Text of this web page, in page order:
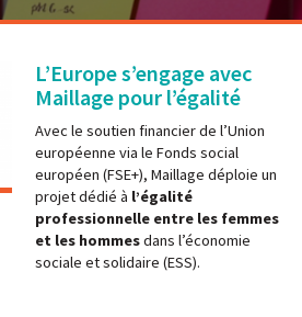
L’Europe s’engage avec
Maillage pour l’égalité
Avec le soutien financier de l’Union
européenne via le Fonds social
européen (FSE+), Maillage déploie un
projet dédié à l’égalité
professionnelle entre les femmes
et les hommesdans l’économie
sociale et solidaire (ESS).